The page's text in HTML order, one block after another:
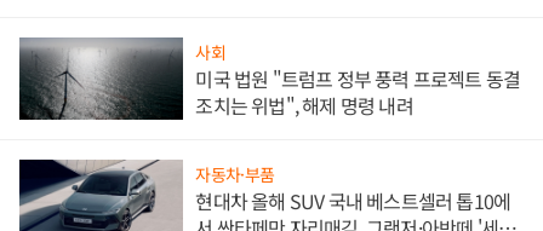
사회
미국 법원 "트럼프 정부 풍력 프로젝트 동결
조치는 위법", 해제 명령 내려
자동차·부품
현대차 올해 SUV 국내 베스트셀러 톱10에